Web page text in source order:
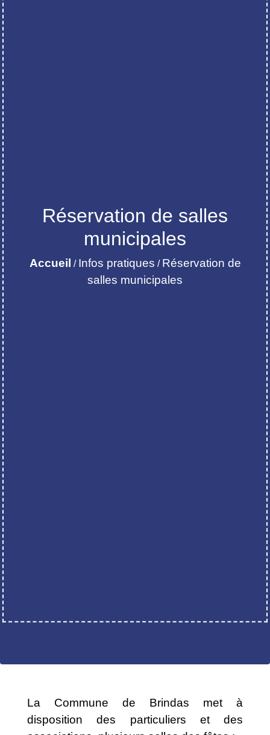
Réservation de salles
municipales
Accueil / Infos pratiques / Réservation de
salles municipales
La Commune de Brindas met à
disposition des particuliers et des